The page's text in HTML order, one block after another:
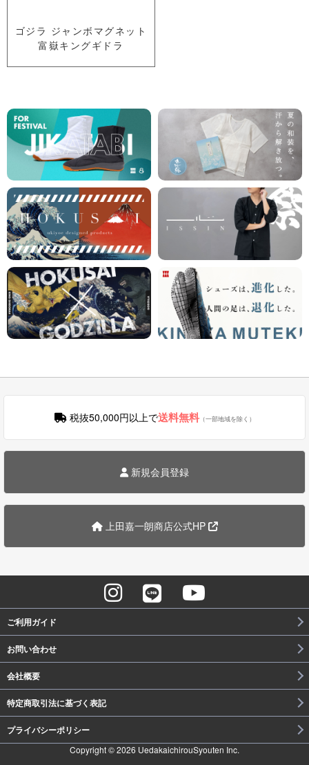
ゴジラ ジャンボマグネット
富嶽キングギドラ
税抜50,000円以上で送料無料（一部地域を除く）
新規会員登録
上田嘉一朗商店公式HP
ご利用ガイド
お問い合わせ
会社概要
特定商取引法に基づく表記
プライバシーポリシー
Copyright © 2026 UedakaichirouSyouten Inc.